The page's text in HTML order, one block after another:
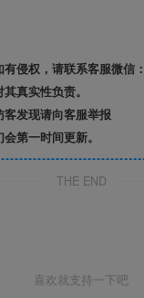
侵权，请联系客服微信：
真实性负责。
发现请向客服举报
第一时间更新。
THE END
喜欢就支持一下吧